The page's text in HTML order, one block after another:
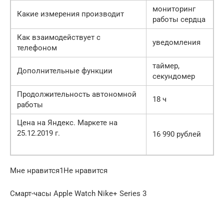
Какие измерения производит
мониторинг
работы сердца
Как взаимодействует с
телефоном
уведомления
Дополнительные функции
таймер,
секундомер
Продолжительность автономной
работы
18 ч
Цена на Яндекс. Маркете на
25.12.2019 г.
16 990 рублей
Мне нравится1Не нравится
Смарт-часы Apple Watch Nike+ Series 3